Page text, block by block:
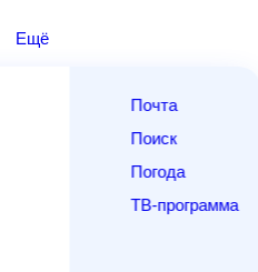
Ещё
Почта
Поиск
Погода
ТВ-программа
Выходные